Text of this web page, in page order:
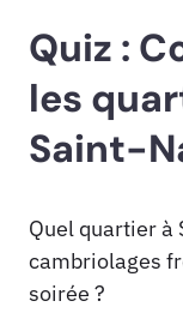
Quiz :
les
Saint-
Quel quartier à
cambriolages
soirée ?